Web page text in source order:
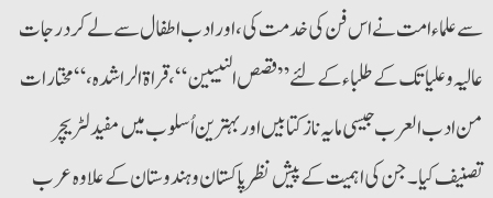
سے علماء امت نے اس فن کی خدمت کی ، اور ادب اطفال سے لے کر درجات
عالیہ و علیا تک کے طلباء کے لئے ”قصص النبيين“ ، قراۃالراشده ، “مختارات
من ادب العرب جیسی مایہ ناز کتابیں اور بہترین اُسلوب میں مفید لٹریچر
تصنیف کیا۔ جن کی اہمیت کے پیش نظر پاکستان و ہندوستان کے علاوہ عرب